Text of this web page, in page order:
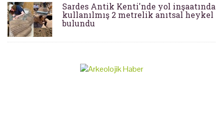
Sardes Antik Kenti'nde yol inşaatında
kullanılmış 2 metrelik anıtsal heykel
bulundu